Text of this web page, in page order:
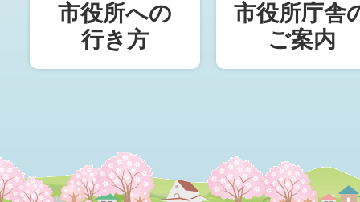
市役所への
行き方
市役所庁舎
ご案内